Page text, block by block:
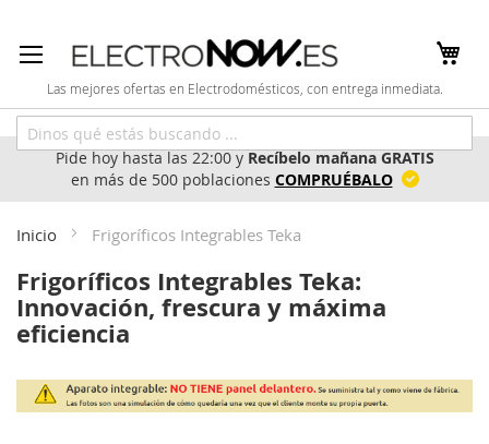
al
contenido
Las mejores ofertas en Electrodomésticos, con entrega inmediata.
Pide hoy hasta las 22:00 yRecíbelo mañana GRATIS
en más de 500 poblaciones COMPRUÉBALO
Inicio Frigoríficos Integrables Teka
Frigoríficos Integrables Teka:
Innovación, frescura y máxima
eficiencia